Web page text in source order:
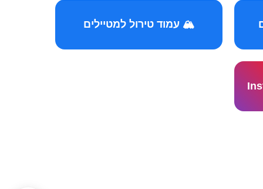
🏔️ עמוד טירול למטיילים